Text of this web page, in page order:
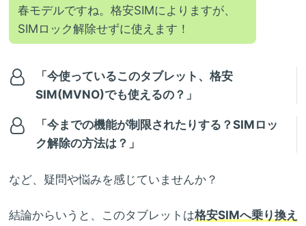
春モデルですね。格安SIMによりますが、
SIMロック解除せずに使えます！
「今使っているこのタブレット、格安
SIM(MVNO)でも使えるの？」
「今までの機能が制限されたりする？SIMロッ
ク解除の方法は？」
など、疑問や悩みを感じていませんか？
結論からいうと、このタブレットは格安SIMへ乗り換え